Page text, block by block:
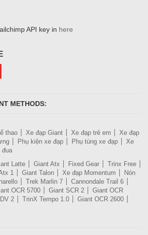
API key in here
METHODS:
thao Xe đạp Giant Xe đạp trẻ em
Xe đạp
Phụ kiện xe đạp Phụ tùng xe đạp
Xe
đua
Latte Giant Atx Fixed Gear
Trinx Free
1 Giant Talon Xe đạp Momentum
Nón
Trek Marlin 7
Cannondale Trail 6
OCR 5700 Giant SCR 2
Giant OCR
2 TrinX Tempo 1.0
Giant OCR 2600